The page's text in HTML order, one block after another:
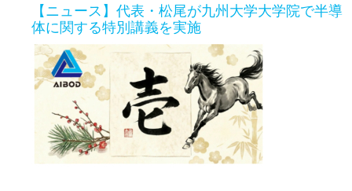
【ニュース】代表・松尾が九州大学大学院で半導
体に関する特別講義を実施